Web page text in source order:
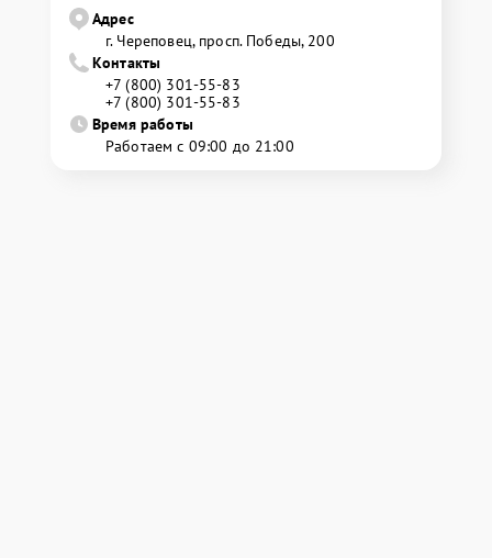
Адрес
г. Череповец, просп. Победы, 200
Контакты
+7 (800) 301-55-83
+7 (800) 301-55-83
Время работы
Работаем с 09:00 до 21:00